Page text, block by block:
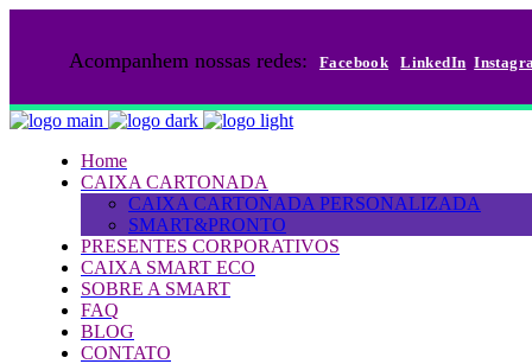
Acompanhem nossas redes: Facebook LinkedIn
Home
CAIXA CARTONADA
CAIXA CARTONADA PERSONALIZADA
SMART&PRONTO
PRESENTES CORPORATIVOS
CAIXA SMART ECO
SOBRE A SMART
FAQ
BLOG
CONTATO